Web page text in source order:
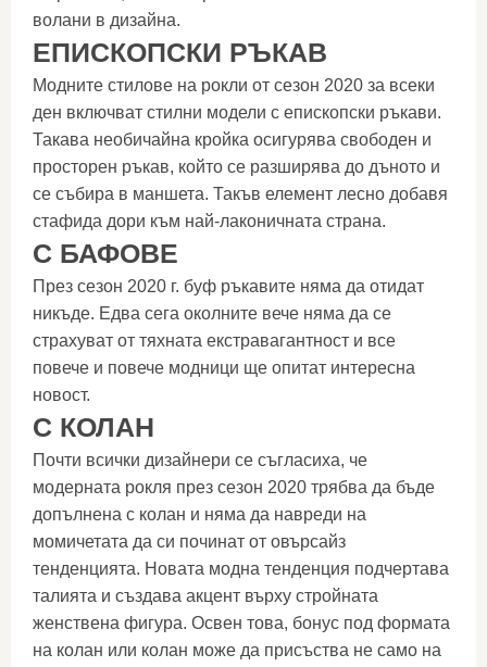
волани в дизайна.
ЕПИСКОПСКИ РЪКАВ
Модните стилове на рокли от сезон 2020 за всеки
ден включват стилни модели с епископски ръкави.
Такава необичайна кройка осигурява свободен и
просторен ръкав, който се разширява до дъното и
се събира в маншета. Такъв елемент лесно добавя
стафида дори към най-лаконичната страна.
С БАФОВЕ
През сезон 2020 г. буф ръкавите няма да отидат
никъде. Едва сега околните вече няма да се
страхуват от тяхната екстравагантност и все
повече и повече модници ще опитат интересна
новост.
С КОЛАН
Почти всички дизайнери се съгласиха, че
модерната рокля през сезон 2020 трябва да бъде
допълнена с колан и няма да навреди на
момичетата да си починат от овърсайз
тенденцията. Новата модна тенденция подчертава
талията и създава акцент върху стройната
женствена фигура. Освен това, бонус под формата
на колан или колан може да присъства не само на